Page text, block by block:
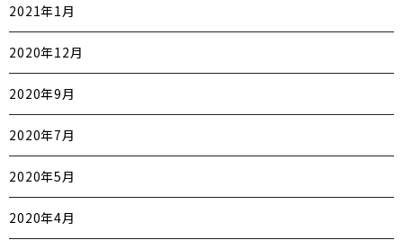
2021年1月
2020年12月
2020年9月
2020年7月
2020年5月
2020年4月